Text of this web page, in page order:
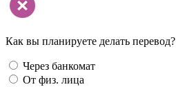
Как вы планируете делать перевод?
Через банкомат
От физ. лица